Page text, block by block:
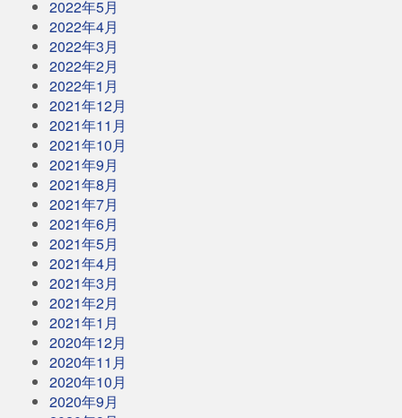
2022年5月
2022年4月
2022年3月
2022年2月
2022年1月
2021年12月
2021年11月
2021年10月
2021年9月
2021年8月
2021年7月
2021年6月
2021年5月
2021年4月
2021年3月
2021年2月
2021年1月
2020年12月
2020年11月
2020年10月
2020年9月